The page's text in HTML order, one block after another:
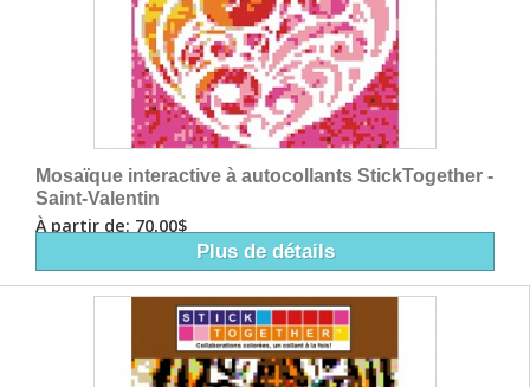
Mosaïque interactive à autocollants StickTogether -
Saint-Valentin
À partir de: 70,00$
Plus de détails